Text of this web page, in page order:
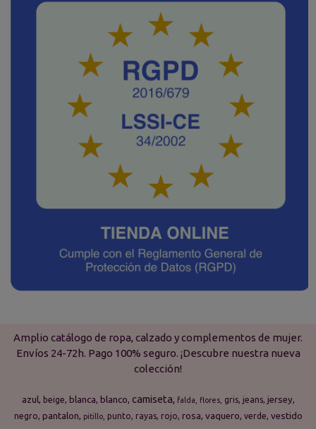
Amplio catálogo de ropa, calzado y complementos de mujer.
Envíos 24-72h. Pago 100% seguro. ¡Descubre nuestra nueva
colección!
azul beige blanca blanco camiseta falda flores gris jeans jersey
negro pantalon pitillo punto rayas rojo rosa vaquero verde vestido